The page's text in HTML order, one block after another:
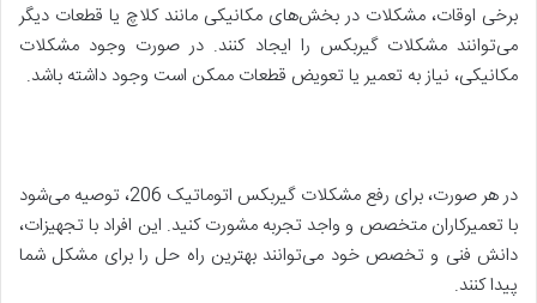
برخی اوقات، مشکلات در بخش‌های مکانیکی مانند کلاچ یا قطعات دیگر
می‌توانند مشکلات گیربکس را ایجاد کنند. در صورت وجود مشکلات
مکانیکی، نیاز به تعمیر یا تعویض قطعات ممکن است وجود داشته باشد.
در هر صورت، برای رفع مشکلات گیربکس اتوماتیک 206، توصیه می‌شود
با تعمیرکاران متخصص و واجد تجربه مشورت کنید. این افراد با تجهیزات،
دانش فنی و تخصص خود می‌توانند بهترین راه حل را برای مشکل شما
پیدا کنند.